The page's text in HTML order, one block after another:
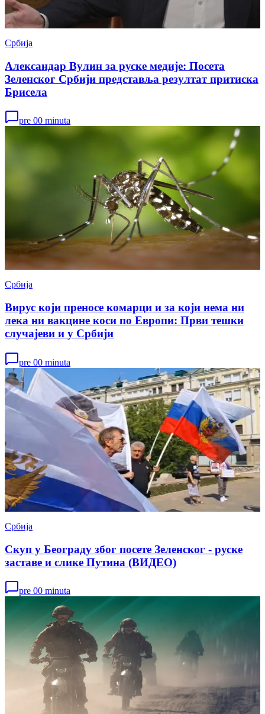
Србија
Александар Вулин за руске медије: Посета
Зеленског Србији представља резултат притиска
Брисела
pre 00 minuta
Србија
Вирус који преносе комарци и за који нема ни
лека ни вакцине коси по Европи: Први тешки
случајеви и у Србији
pre 00 minuta
Србија
Скуп у Београду због посете Зеленског - руске
заставе и слике Путина (ВИДЕО)
pre 00 minuta